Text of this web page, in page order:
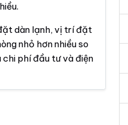
dàn lạnh, vị trí đặt
nhỏ hơn nhiều so
phí đầu tư và điện